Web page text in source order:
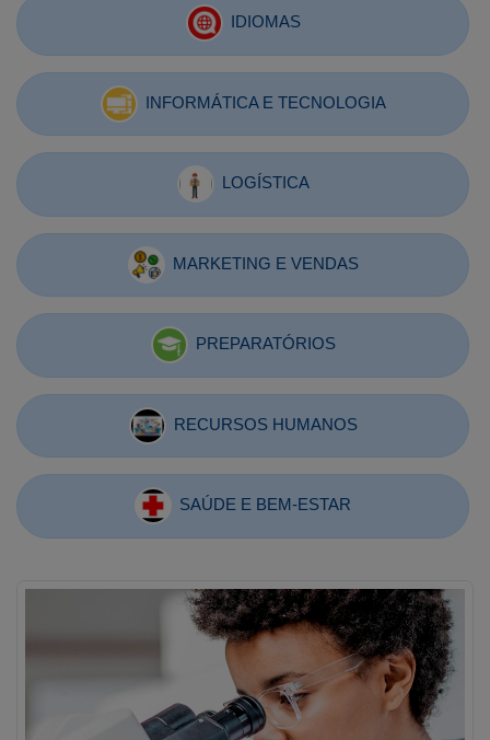
IDIOMAS
INFORMÁTICA E TECNOLOGIA
LOGÍSTICA
MARKETING E VENDAS
PREPARATÓRIOS
RECURSOS HUMANOS
SAÚDE E BEM-ESTAR